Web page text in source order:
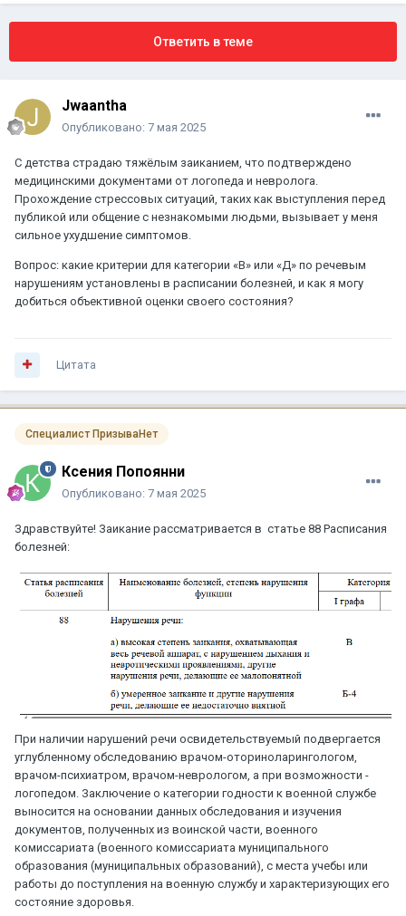
Ответить в теме
Jwaantha
Опубликовано: 7 мая 2025
С детства страдаю тяжёлым заиканием, что подтверждено
медицинскими документами от логопеда и невролога.
Прохождение стрессовых ситуаций, таких как выступления перед
публикой или общение с незнакомыми людьми, вызывает у меня
сильное ухудшение симптомов.
Вопрос: какие критерии для категории «В» или «Д» по речевым
нарушениям установлены в расписании болезней, и как я могу
добиться объективной оценки своего состояния?
Цитата
Специалист ПризываНет
Ксения Попоянни
Опубликовано: 7 мая 2025
Здравствуйте! Заикание рассматривается в статье 88 Расписания
болезней:
При наличии нарушений речи освидетельствуемый подвергается
углубленному обследованию врачом-оториноларингологом,
врачом-психиатром, врачом-неврологом, а при возможности -
логопедом. Заключение о категории годности к военной службе
выносится на основании данных обследования и изучения
документов, полученных из воинской части, военного
комиссариата (военного комиссариата муниципального
образования (муниципальных образований), с места учебы или
работы до поступления на военную службу и характеризующих его
состояние здоровья.